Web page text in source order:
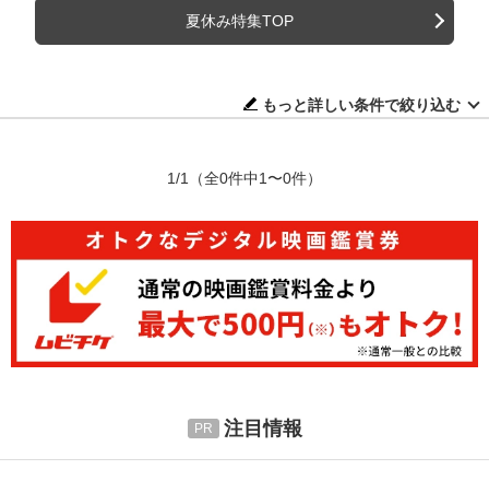
夏休み特集TOP
もっと詳しい条件で絞り込む
1/1 （全0件中1〜0件）
注目情報